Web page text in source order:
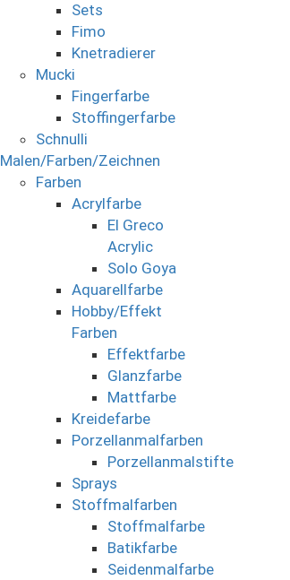
Sets
Fimo
Knetradierer
Mucki
Fingerfarbe
Stoffingerfarbe
Schnulli
Malen/Farben/Zeichnen
Farben
Acrylfarbe
El Greco
Acrylic
Solo Goya
Aquarellfarbe
Hobby/Effekt
Farben
Effektfarbe
Glanzfarbe
Mattfarbe
Kreidefarbe
Porzellanmalfarben
Porzellanmalstifte
Sprays
Stoffmalfarben
Stoffmalfarbe
Batikfarbe
Seidenmalfarbe